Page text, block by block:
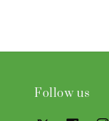
Follow us